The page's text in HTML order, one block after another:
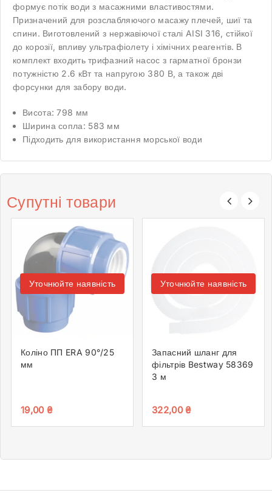
формує потік води з масажними властивостями.
Призначений для розслабляючого масажу плечей, шиї та
спини. Виготовлений з нержавіючої сталі AISI 316, стійкої
до корозії, впливу ультрафіолету і хімічних реагентів. В
комплект входить трифазний насос з гарматної бронзи
потужністю 2.6 кВт та напругою 380 В, а також дві
форсунки для забору води.
Висота: 798 мм
Ширина сопла: 583 мм
Підходить для використання морської води
Супутні товари
Уточнюйте наявність
Коліно ПП ERA 90°/25
мм
19,00 ₴
Уточнюйте наявність
Запасний шланг для
фільтрів Bestway 58369
3 м
322,00₴